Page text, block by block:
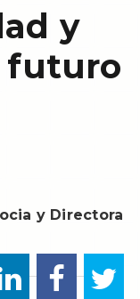
y
futuro
y Directora